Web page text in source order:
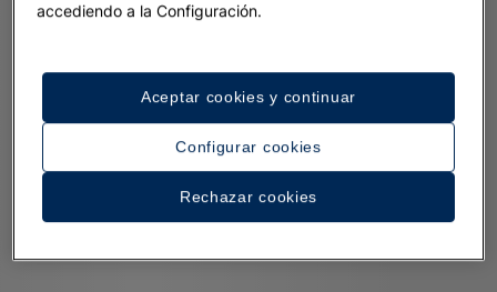
accediendo a la Configuración.
Configurar cookies
Rechazar cookies
Aceptar cookies y continuar